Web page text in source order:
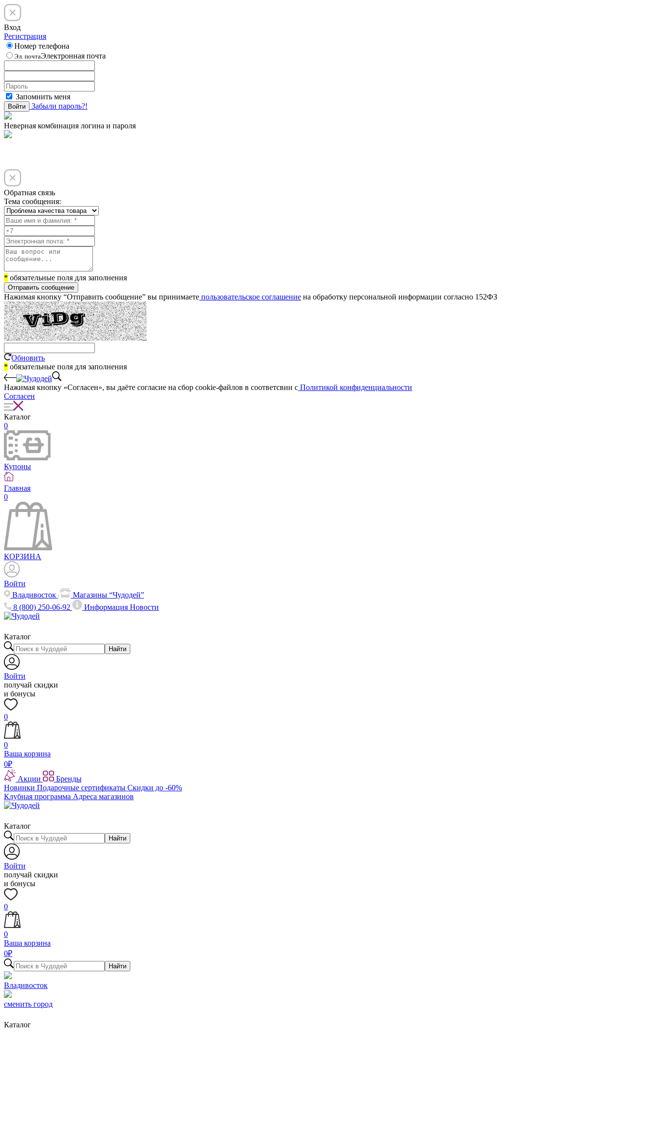
Вход
Регистрация
Номер телефона
Эл. почтаЭлектронная почта
Запомнить меня
Войти Забыли пароль?!
Неверная комбинация логина и пароля
Обратная связь
Тема сообщения:
* обязательные поля для заполнения
Отправить сообщение
Нажимая кнопку “Отправить сообщение” вы принимаете пользовательское соглашение на обработку персональной информации согласно 152ФЗ
Обновить
* обязательные поля для заполнения
Нажимая кнопку «Согласен», вы даёте cогласие на сбор cookie-файлов в соответсвии с Политикой конфиденциальности
Согласен
Каталог
0
Купоны
Главная
0
КОРЗИНА
Войти
Владивосток
Магазины “Чудодей”
8 (800) 250-06-92
ИнформацияНовости
Каталог
Найти
Войти
получай скидки
и бонусы
0
0
Ваша корзина
0₽
Акции
Бренды
Новинки Подарочные сертификаты Скидки до -60%
Клубная программа Адреса магазинов
Каталог
Найти
Войти
получай скидки
и бонусы
0
0
Ваша корзина
0₽
Найти
Владивосток
сменить город
Каталог